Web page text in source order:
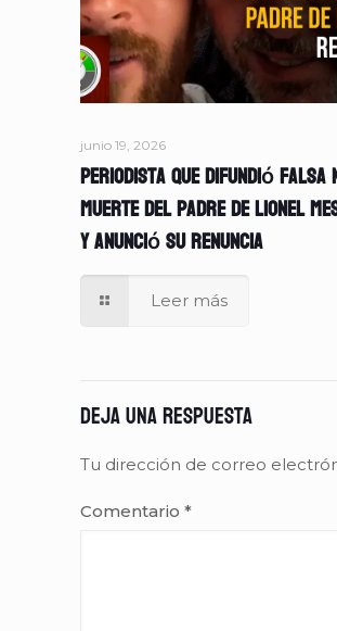
junio 19, 2026
Periodista que difundió
muerte del padre de Lionel
y anunció su renuncia
Leer más
Deja una respuesta
Tu dirección de correo
Comentario *